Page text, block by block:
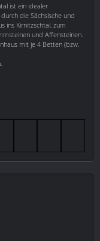
ist ein idealer
die Sächsische und
ins Kirnitzschtal, zum
und Affensteinen.
mit je 4 Betten (bzw.